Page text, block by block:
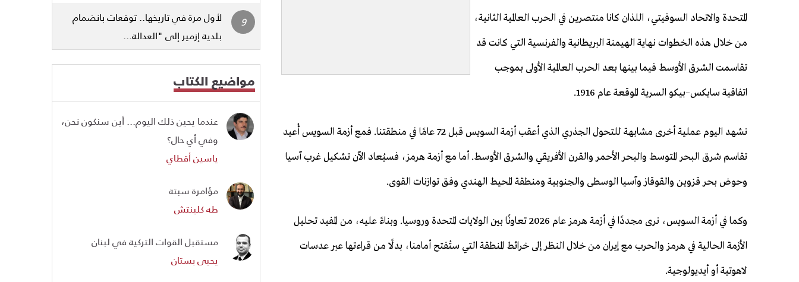
المتحدة والاتحاد السوفيتي، اللذان كانا منتصرين في الحرب العالمية الثانية،
من خلال هذه الخطوات نهاية الهيمنة البريطانية والفرنسية التي كانت قد
تقاسمت الشرق الأوسط فيما بينها بعد الحرب العالمية الأولى بموجب
اتفاقية سايكس–بيكو السرية الموقعة عام 1916.
نشهد اليوم عملية أخرى مشابهة للتحول الجذري الذي أعقب أزمة السويس قبل 72 عامًا في منطقتنا. فمع أزمة السويس أُعيد
تقاسم شرق البحر المتوسط والبحر الأحمر والقرن الأفريقي والشرق الأوسط. أما مع أزمة هرمز، فسيُعاد الآن تشكيل غرب آسيا
وحوض بحر قزوين والقوقاز وآسيا الوسطى والجنوبية ومنطقة المحيط الهندي وفق توازنات القوى.
وكما في أزمة السويس، نرى مجددًا في أزمة هرمز عام 2026 تعاونًا بين الولايات المتحدة وروسيا. وبناءً عليه، من المفيد تحليل
الأزمة الحالية في هرمز والحرب مع إيران من خلال النظر إلى خرائط المنطقة التي ستُفتح أمامنا، بدلًا من قراءتها عبر عدسات
لاهوتية أو أيديولوجية.
لأول مرة في تاريخها.. توقعات بانضمام
بلدية إزمير إلى "العدالة...
مواضيع الكتاب
عندما يحين ذلك اليوم... أين سنكون نحن،
وفي أي حال؟
ياسين أقطاي
مؤامرة سبتة
طه كلينتش
مستقبل القوات التركية في لبنان
يحيى بستان